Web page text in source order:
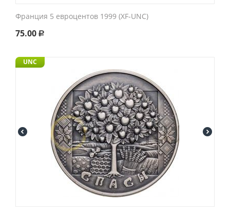
Франция 5 евроцентов 1999 (XF-UNC)
75.00 Р
UNC